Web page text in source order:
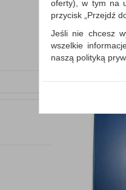
oferty), w tym na
przycisk „Przejdź
Jeśli nie chcesz
wszelkie
naszą polityką
W przypadku
Państwem i
wysłanie
informacji o
której udzieliliście
Każda Państwa
Polityka
Klauzula